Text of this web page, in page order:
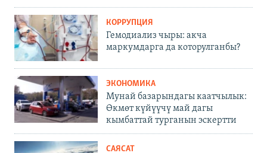
КОРРУПЦИЯ
Гемодиализ чыры: акча
маркумдарга да которулганбы?
ЭКОНОМИКА
Мунай базарындагы каатчылык:
Өкмөт күйүүчү май дагы
кымбаттай турганын эскертти
САЯСАТ